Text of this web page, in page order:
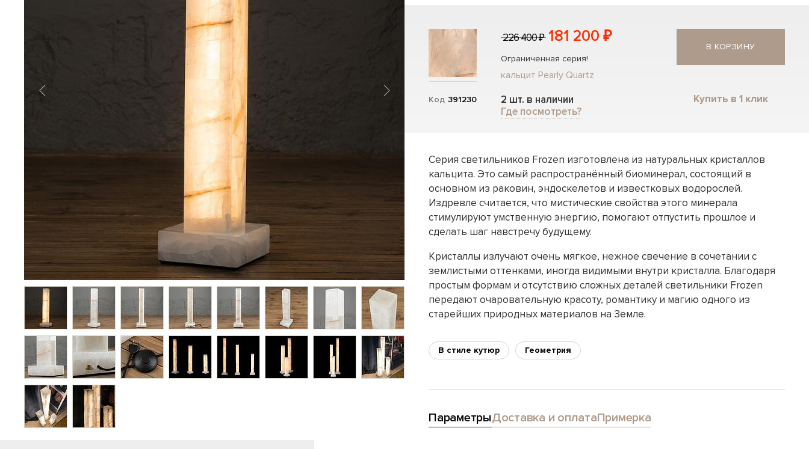
Код 391230
226 400 ₽ 181 200 ₽
Ограниченная серия!
кальцит Pearly Quartz
2 шт. в наличии
Где посмотреть?
В КОРЗИНУ
Купить в 1 клик
Серия светильников Frozen изготовлена из натуральных кристаллов
кальцита. Это самый распространённый биоминерал, состоящий в
основном из раковин, эндоскелетов и известковых водорослей.
Издревле считается, что мистические свойства этого минерала
стимулируют умственную энергию, помогают отпустить прошлое и
сделать шаг навстречу будущему.
Кристаллы излучают очень мягкое, нежное свечение в сочетании с
землистыми оттенками, иногда видимыми внутри кристалла. Благодаря
простым формам и отсутствию сложных деталей светильники Frozen
передают очаровательную красоту, романтику и магию одного из
старейших природных материалов на Земле.
В стиле кутюр Геометрия
ПараметрыДоставка и оплатаПримерка